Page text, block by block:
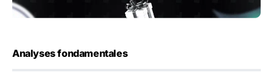
Analyses fondamentales